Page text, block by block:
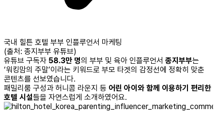
국내 힐튼 호텔 부부 인플루언서 마케팅
(출처: 종지부부 유튜브)
유튜브 구독자 58.3만 명의 부부 및 육아 인플루언서 종지부부는
‘워킹맘의 주말’이라는 키워드로 부모 타겟의 감정선에 정확히 맞춘
콘텐츠를 선보였습니다.
패밀리룸 구성과 허니콤 라운지 등 어린 아이와 함께 이용하기 편리한
호텔 시설들을 자연스럽게 소개하였어요.